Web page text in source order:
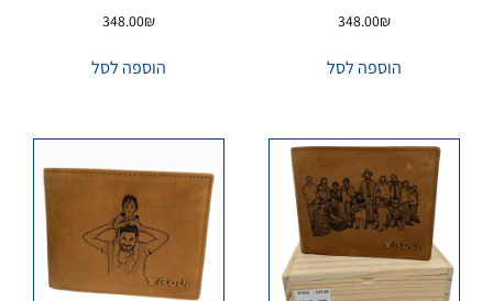
348.00₪
הוספה לסל
348.00₪
הוספה לסל